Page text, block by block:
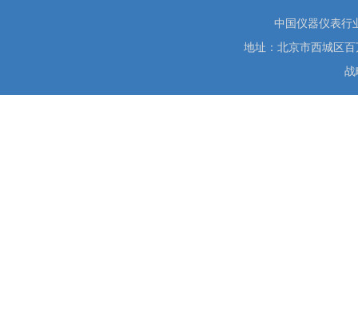
中国仪器仪表
地址：北京市西城区
战